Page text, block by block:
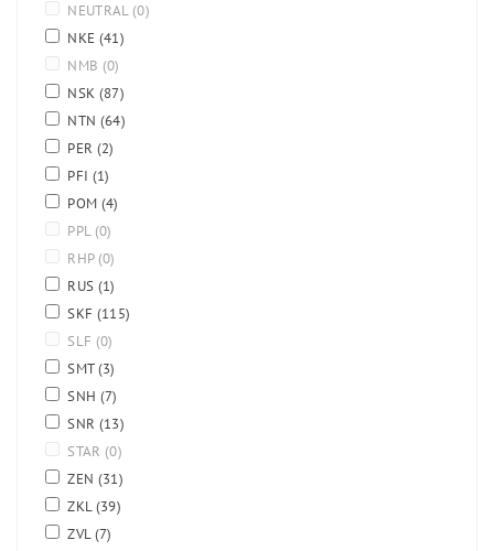
NEUTRAL (0)
NKE (41)
NMB (0)
NSK (87)
NTN (64)
PER (2)
PFI (1)
POM (4)
PPL (0)
RHP (0)
RUS (1)
SKF (115)
SLF (0)
SMT(3)
SNH (7)
SNR (13)
STAR (0)
ZEN (31)
ZKL(39)
ZVL(7)